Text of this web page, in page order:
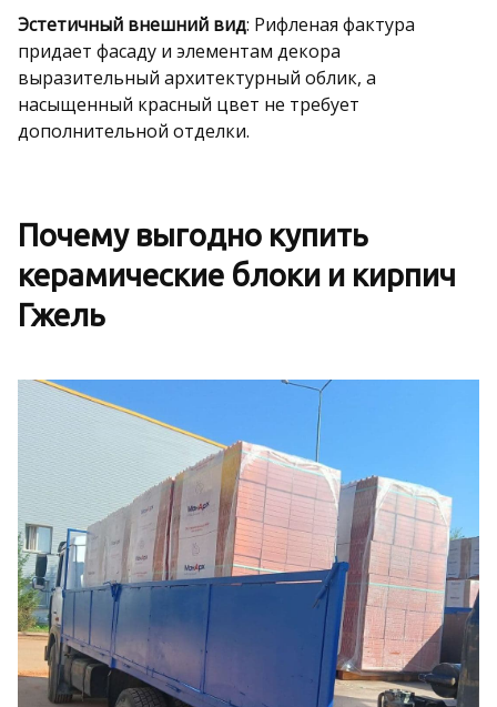
Эстетичный внешний вид: Рифленая фактура
придает фасаду и элементам декора
выразительный архитектурный облик, а
насыщенный красный цвет не требует
дополнительной отделки.
Почему выгодно купить
керамические блоки и кирпич
Гжель